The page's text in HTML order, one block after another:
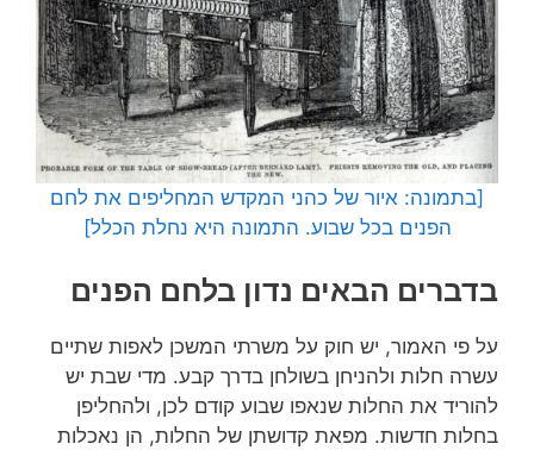
[בתמונה: איור של כהני המקדש המחליפים את לחם
הפנים בכל שבוע. התמונה היא נחלת הכלל]
בדברים הבאים נדון בלחם הפנים
על פי האמור, יש חוק על משרתי המשכן לאפות שתיים
עשרה חלות ולהניחן בשולחן בדרך קבע. מדי שבת יש
להוריד את החלות שנאפו שבוע קודם לכן, ולהחליפן
בחלות חדשות. מפאת קדושתן של החלות, הן נאכלות